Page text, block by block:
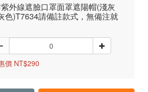
外線遮臉口罩面罩遮陽帽(淺灰
色)T7634請備註款式，無備注就
價 NT$290